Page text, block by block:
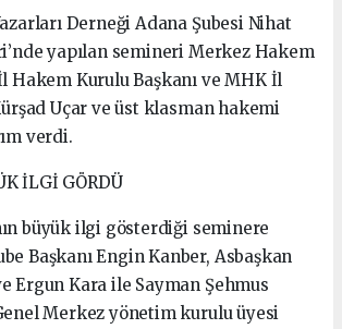
Derneği Adana Şubesi Nihat
yapılan semineri Merkez Hakem
Hakem Kurulu Başkanı ve MHK İl
Uçar ve üst klasman hakemi
verdi.
İLGİ GÖRDÜ
büyük ilgi gösterdiği seminere
Başkanı Engin Kanber, Asbaşkan
Ergun Kara ile Sayman Şehmus
Merkez yönetim kurulu üyesi